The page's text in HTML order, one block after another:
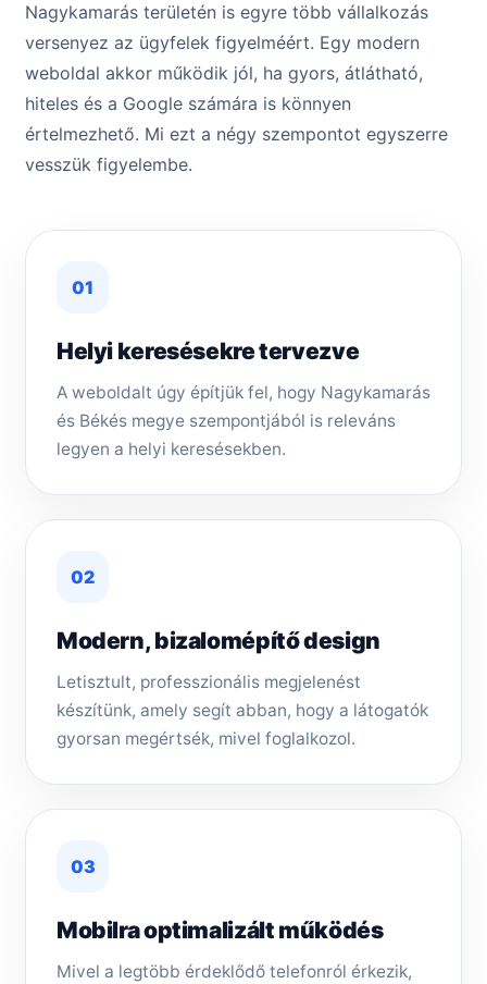
Nagykamarás területén is egyre több vállalkozás
versenyez az ügyfelek figyelméért. Egy modern
weboldal akkor működik jól, ha gyors, átlátható,
hiteles és a Google számára is könnyen
értelmezhető. Mi ezt a négy szempontot egyszerre
vesszük figyelembe.
01
Helyi keresésekre tervezve
A weboldalt úgy építjük fel, hogy Nagykamarás
és Békés megye szempontjából is releváns
legyen a helyi keresésekben.
02
Modern, bizalomépítő design
Letisztult, professzionális megjelenést
készítünk, amely segít abban, hogy a látogatók
gyorsan megértsék, mivel foglalkozol.
03
Mobilra optimalizált működés
Mivel a legtöbb érdeklődő telefonról érkezik,